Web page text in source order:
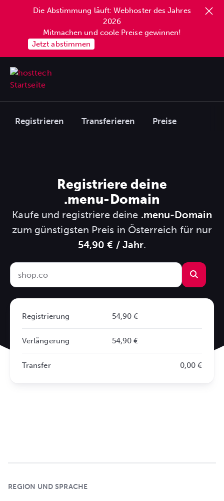
Die Abstimmung läuft: Webhoster des Jahres
2026
Mitmachen und coole Preise gewinnen!
Jetzt abstimmen
Registrieren Transferieren Preise
Registriere deine
.menu-Domain
Kaufe und registriere deine .menu-Domain
zum günstigsten Preis in Österreich für nur
54,90 € / Jahr.
Registrierung 54,90 €
Verlängerung 54,90 €
Transfer 0,00 €
REGION UND SPRACHE